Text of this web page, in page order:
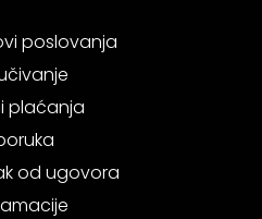
poslovanja
plaćanja
od ugovora